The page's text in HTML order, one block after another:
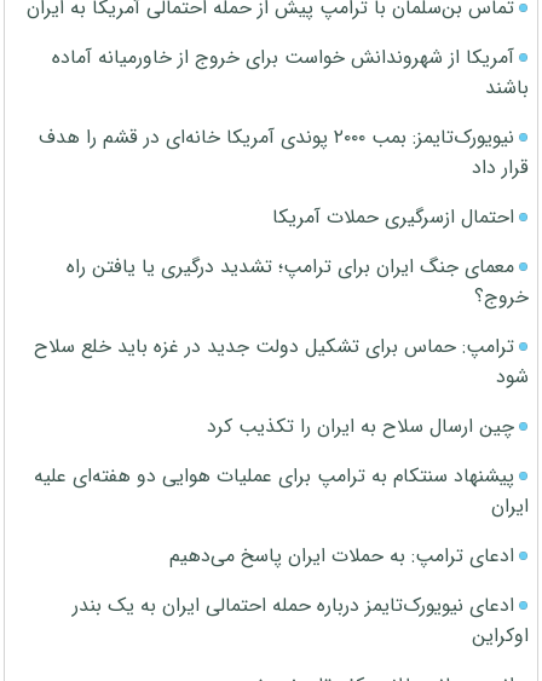
تماس بن‌سلمان با ترامپ پیش از حمله احتمالی آمریکا به ایران
آمریکا از شهروندانش خواست برای خروج از خاورمیانه آماده
باشند
نیویورک‌تایمز: بمب ۲۰۰۰ پوندی آمریکا خانه‌ای در قشم را هدف
قرار داد
احتمال ازسرگیری حملات آمریکا
معمای جنگ ایران برای ترامپ؛ تشدید درگیری یا یافتن راه
خروج؟
ترامپ: حماس برای تشکیل دولت جدید در غزه باید خلع سلاح
شود
چین ارسال سلاح به ایران را تکذیب کرد
پیشنهاد سنتکام به ترامپ برای عملیات هوایی دو هفته‌ای علیه
ایران
ادعای ترامپ: به حملات ایران پاسخ می‌دهیم
ادعای نیویورک‌تایمز درباره حمله احتمالی ایران به یک بندر
اوکراین